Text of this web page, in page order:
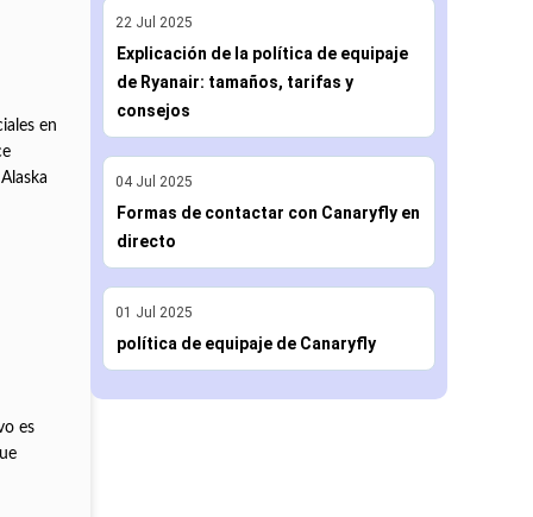
en
es
22 Jul 2025
Explicación de la política de equipaje
de Ryanair: tamaños, tarifas y
consejos
04 Jul 2025
Formas de contactar con Canaryfly en
directo
01 Jul 2025
política de equipaje de Canaryfly